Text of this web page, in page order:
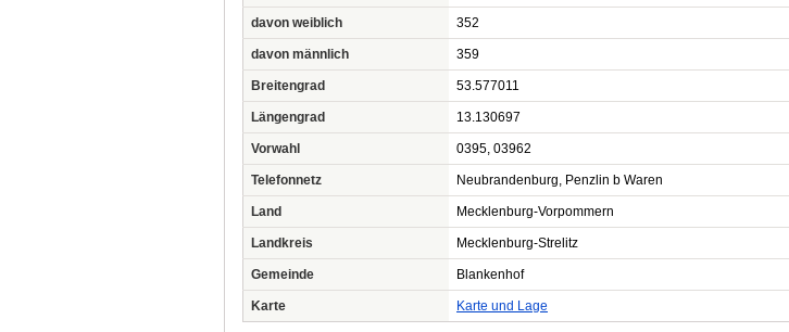
davon weiblich 352
davon männlich 359
Breitengrad 53.577011
Längengrad 13.130697
Vorwahl 0395, 03962
Telefonnetz Neubrandenburg, Penzlin b Waren
Land Mecklenburg-Vorpommern
Landkreis Mecklenburg-Strelitz
Gemeinde Blankenhof
Karte Karte und Lage